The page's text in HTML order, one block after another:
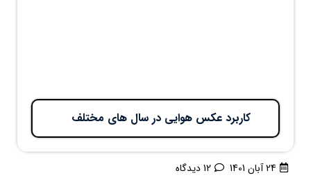
کاربرد عکس هوایی در سال های مختلف
24 آبان 1401 12 دیدگاه